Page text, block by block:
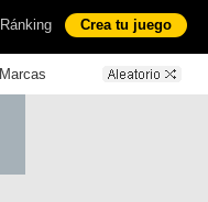
Ránking Crea tu juego
Marcas